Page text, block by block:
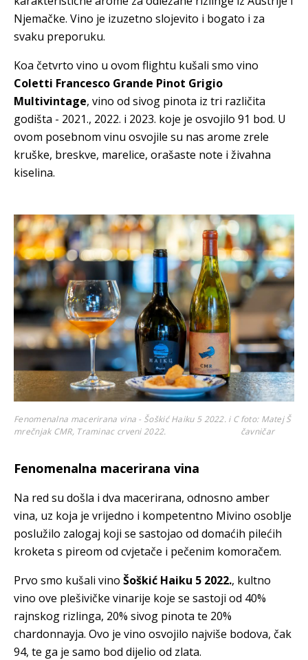
Njemačke. Vino je izuzetno slojevito i bogato i za
svaku preporuku.
Koa četvrto vino u ovom flightu kušali smo vino
Coletti Francesco Grande Pinot Grigio
Multivintage, vino od sivog pinota iz tri različita
godišta - 2021., 2022. i 2023. koje je osvojilo 91 bod. U
ovom posebnom vinu osvojile su nas arome zrele
kruške, breskve, marelice, orašaste note i živahna
kiselina.
Fenomenalna macerirana vina - Šoškić Haiku 5 2022. i C
mrečnjak CMR, Traminac crveni 2022.
foto: Matej Š
čavničar
Fenomenalna macerirana vina
Na red su došla i dva macerirana, odnosno amber
vina, uz koja je vrijedno i kompetentno Mivino osoblje
poslužilo zalogaj koji se sastojao od domaćih pilećih
kroketa s pireom od cvjetače i pečenim komoračem.
Prvo smo kušali vino Šoškić Haiku 5 2022., kultno
vino ove plešivičke vinarije koje se sastoji od 40%
rajnskog rizlinga, 20% sivog pinota te 20%
chardonnayja. Ovo je vino osvojilo najviše bodova, čak
94, te ga je samo bod dijelio od zlata.